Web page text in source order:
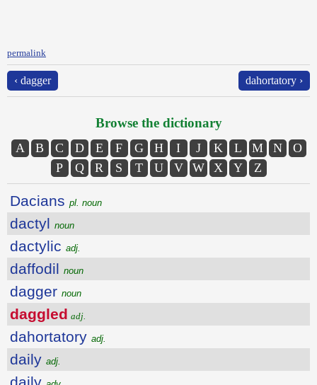
permalink
‹ dagger dahortatory ›
Browse the dictionary
A B C D E F G H I J K L M N
O
P
Q R S T U V W X Y Z
Dacians pl. noun
dactyl noun
dactylic adj.
daffodil noun
dagger noun
daggled adj.
dahortatory adj.
daily adj.